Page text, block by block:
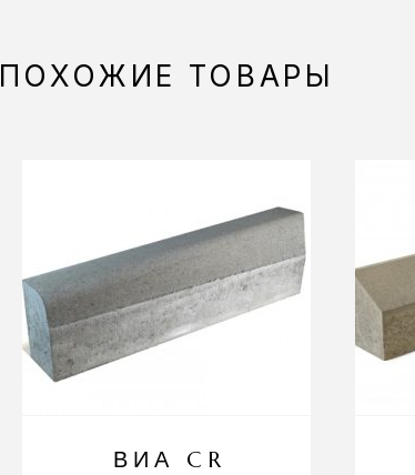
ПОХОЖИЕ ТОВАРЫ
ВИА CR